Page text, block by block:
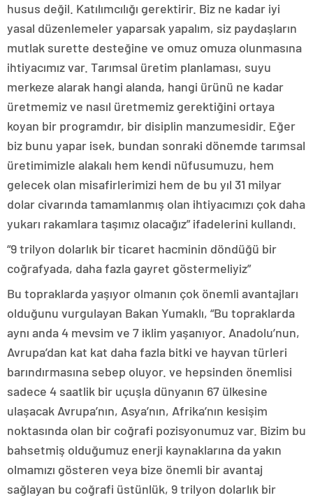
husus değil. Katılımcılığı gerektirir. Biz ne kadar iyi
yasal düzenlemeler yaparsak yapalım, siz paydaşların
mutlak surette desteğine ve omuz omuza olunmasına
ihtiyacımız var. Tarımsal üretim planlaması, suyu
merkeze alarak hangi alanda, hangi ürünü ne kadar
üretmemiz ve nasıl üretmemiz gerektiğini ortaya
koyan bir programdır, bir disiplin manzumesidir. Eğer
biz bunu yapar isek, bundan sonraki dönemde tarımsal
üretimimizle alakalı hem kendi nüfusumuzu, hem
gelecek olan misafirlerimizi hem de bu yıl 31 milyar
dolar civarında tamamlanmış olan ihtiyacımızı çok daha
yukarı rakamlara taşımız olacağız” ifadelerini kullandı.
“9 trilyon dolarlık bir ticaret hacminin döndüğü bir
coğrafyada, daha fazla gayret göstermeliyiz”
Bu topraklarda yaşıyor olmanın çok önemli avantajları
olduğunu vurgulayan Bakan Yumaklı, “Bu topraklarda
aynı anda 4 mevsim ve 7 iklim yaşanıyor. Anadolu’nun,
Avrupa’dan kat kat daha fazla bitki ve hayvan türleri
barındırmasına sebep oluyor. ve hepsinden önemlisi
sadece 4 saatlik bir uçuşla dünyanın 67 ülkesine
ulaşacak Avrupa’nın, Asya’nın, Afrika’nın kesişim
noktasında olan bir coğrafi pozisyonumuz var. Bizim bu
bahsetmiş olduğumuz enerji kaynaklarına da yakın
olmamızı gösteren veya bize önemli bir avantaj
sağlayan bu coğrafi üstünlük, 9 trilyon dolarlık bir